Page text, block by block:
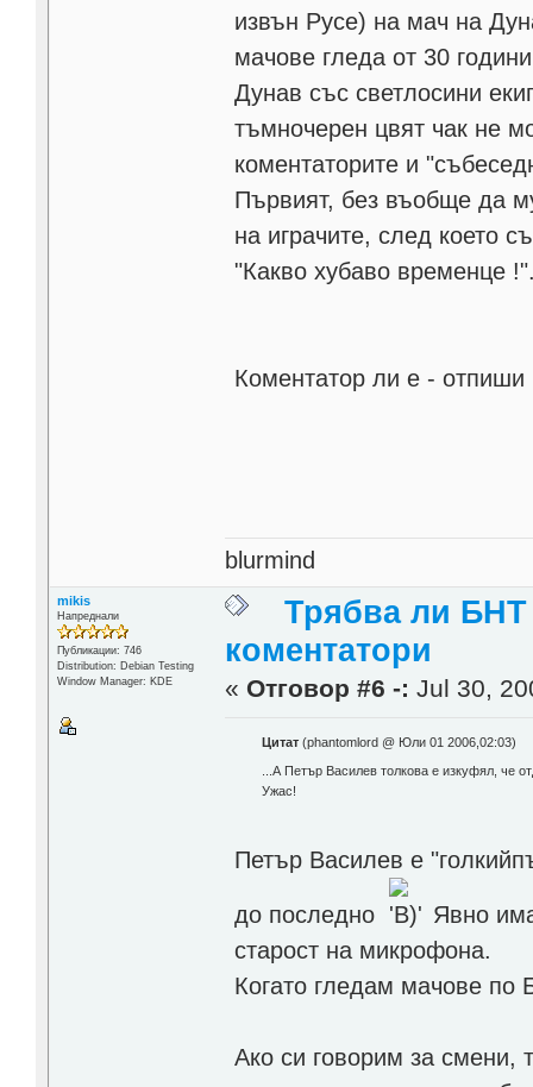
извън Русе) на мач на
мачове гледа от 30
Дунав със светлосини
тъмночерен цвят чак не
коментаторите и
Първият, без въобще да
на играчите, след което
"Какво хубаво временце
Коментатор ли е - отпиши
blurmind
mikis
Напреднали
Публикации: 746
Distribution: Debian Testing
Window Manager: KDE
Трябва ли БНТ
коментатори
« Отговор #6 -: Jul 30,
Цитат(phantomlord @ Юли 01 2006,02:03)
...А Петър Василев толкова е изкуфял, че
Ужас!
Петър Василев е
до последно
Явно
старост на микрофона.
Когато гледам мачове по
Ако си говорим за смени,